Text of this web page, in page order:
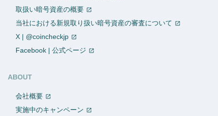
取扱い暗号資産の概要
当社における新規取り扱い暗号資産の審査について
X | @coincheckjp
Facebook | 公式ページ
ABOUT
会社概要
実施中のキャンペーン